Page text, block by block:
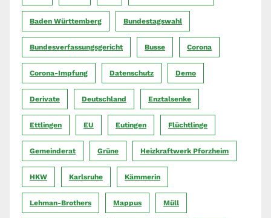
Baden Württemberg Bundestagswahl
Bundesverfassungsgericht Busse Corona
Corona-Impfung Datenschutz Demo
Derivate Deutschland Enztalsenke
Ettlingen EU Eutingen Flüchtlinge
Gemeinderat Grüne Heizkraftwerk Pforzheim
HKW Karlsruhe Kämmerin
Lehman-Brothers Mappus Müll